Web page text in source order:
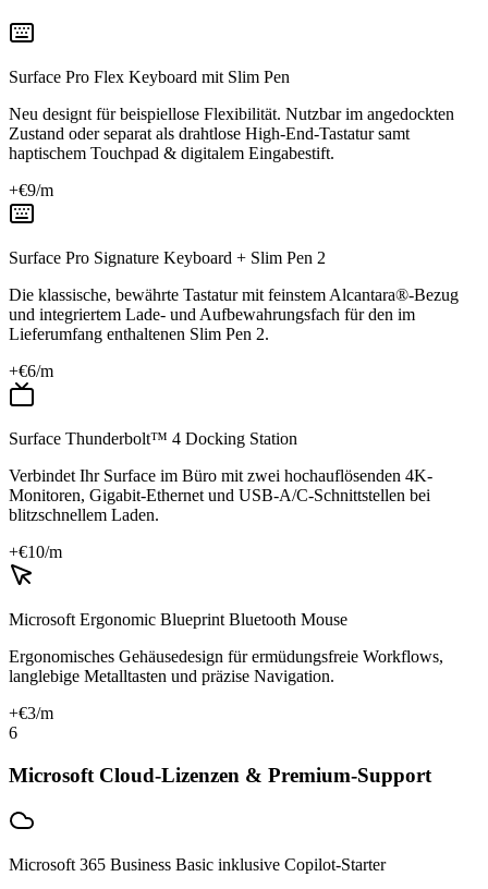
Surface Pro Flex Keyboard mit Slim Pen
Neu designt für beispiellose Flexibilität. Nutzbar im angedockten
Zustand oder separat als drahtlose High-End-Tastatur samt
haptischem Touchpad & digitalem Eingabestift.
+€9/m
Surface Pro Signature Keyboard + Slim Pen 2
Die klassische, bewährte Tastatur mit feinstem Alcantara®-Bezug
und integriertem Lade- und Aufbewahrungsfach für den im
Lieferumfang enthaltenen Slim Pen 2.
+€6/m
Surface Thunderbolt™ 4 Docking Station
Verbindet Ihr Surface im Büro mit zwei hochauflösenden 4K-
Monitoren, Gigabit-Ethernet und USB-A/C-Schnittstellen bei
blitzschnellem Laden.
+€10/m
Microsoft Ergonomic Blueprint Bluetooth Mouse
Ergonomisches Gehäusedesign für ermüdungsfreie Workflows,
langlebige Metalltasten und präzise Navigation.
+€3/m
6
Microsoft Cloud-Lizenzen & Premium-Support
Microsoft 365 Business Basic inklusive Copilot-Starter